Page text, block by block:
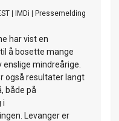
IMDi Pressemelding
har vist en
å bosette mange
mindreårige.
også resultater langt
både på
i
Levanger er